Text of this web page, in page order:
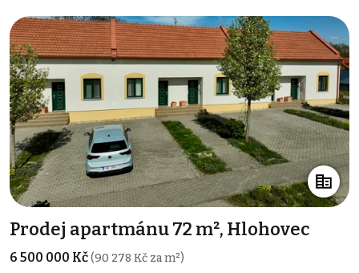
Prodej apartmánu 72 m², Hlohovec
6 500 000 Kč(90 278 Kč za m²)